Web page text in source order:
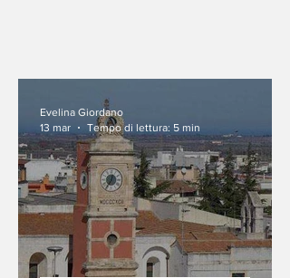
Evelina Giordano
13 mar
Tempo di lettura: 5 min